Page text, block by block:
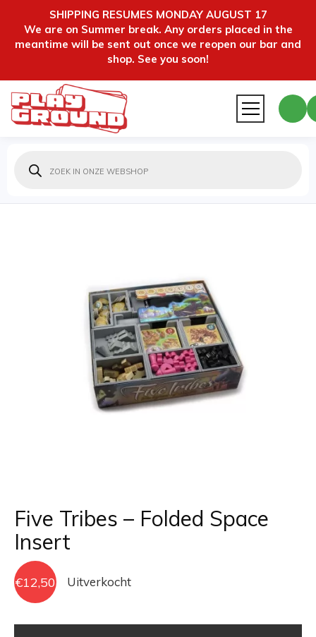
SHIPPING RESUMES MONDAY AUGUST 17
We are on Summer break. Any orders placed in the
meantime will be sent out once we reopen our bar and
shop. See you soon!
zoeken
Five Tribes – Folded Space
Insert
€12,50 Uitverkocht